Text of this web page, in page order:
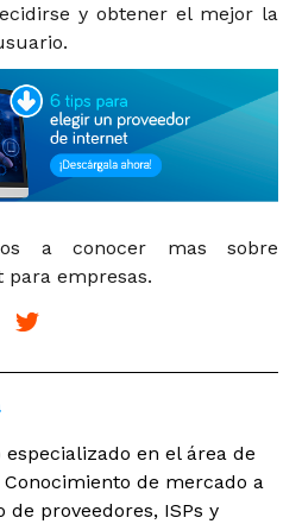
y obtener el mejor la
a conocer mas sobre
empresas.
en el área de
de mercado a
de proveedores, ISPs y